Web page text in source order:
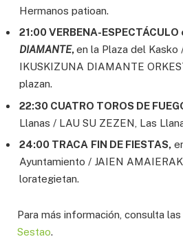
Hermanos patioan.
21:00 VERBENA-ESPECTÁCULO
DIAMANTE,en la Plaza del Kasko
IKUSKIZUNA DIAMANTE
plazan.
22:30 CUATRO TOROS DE
Llanas / LAU SU ZEZEN, Las
24:00 TRACA FIN DE FIESTAS,
Ayuntamiento / JAIEN
lorategietan.
Para más información, consulta
Sestao.